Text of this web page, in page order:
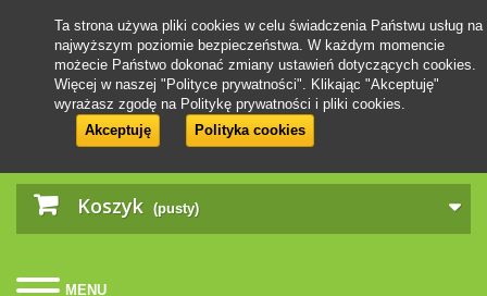
Koszyk (pusty)
MENU
Ta strona używa pliki cookies w celu świadczenia Państwu usług na
najwyższym poziomie bezpieczeństwa. W każdym momencie
możecie Państwo dokonać zmiany ustawień dotyczących cookies.
Więcej w naszej "Polityce prywatności". Klikając "Akceptuję"
wyrażasz zgodę na Politykę prywatności i pliki cookies.
Akceptuję
Polityka cookies